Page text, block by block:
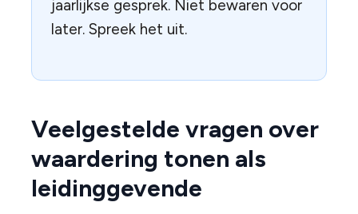
jaarlijkse gesprek. Niet bewaren voor
later. Spreek het uit.
Veelgestelde vragen over
waardering tonen als
leidinggevende